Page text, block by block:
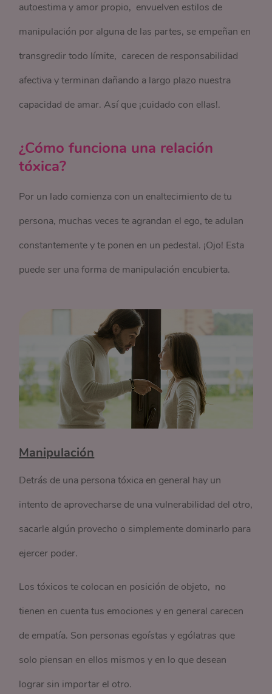
autoestima y amor propio, envuelven estilos de
manipulación por alguna de las partes, se empeñan en
transgredir todo límite, carecen de responsabilidad
afectiva y terminan dañando a largo plazo nuestra
capacidad de amar. Así que ¡cuidado con ellas!.
¿Cómo funciona una relación
tóxica?
Por un lado comienza con un enaltecimiento de tu
persona, muchas veces te agrandan el ego, te adulan
constantemente y te ponen en un pedestal. ¡Ojo! Esta
puede ser una forma de manipulación encubierta.
Manipulación
Detrás de una persona tóxica en general hay un
intento de aprovecharse de una vulnerabilidad del otro,
sacarle algún provecho o simplemente dominarlo para
ejercer poder.
Los tóxicos te colocan en posición de objeto, no
tienen en cuenta tus emociones y en general carecen
de empatía. Son personas egoístas y ególatras que
solo piensan en ellos mismos y en lo que desean
lograr sin importar el otro.